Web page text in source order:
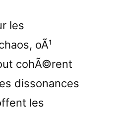
les
oÃ¹
cohÃ©rent
dissonances
les